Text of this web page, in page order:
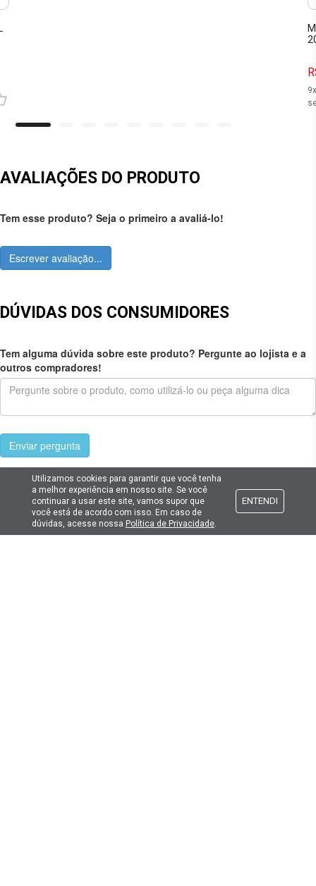
9
AVALIAÇÕES DO PRODUTO
Tem esse produto? Seja o primeiro a avaliá-lo!
Escrever avaliação...
DÚVIDAS DOS CONSUMIDORES
Tem alguma dúvida sobre este produto? Pergunte ao lojista e a
outros compradores!
Enviar pergunta
Cadastre seu e-mail
E fique por dentro das promoções e novidades da Lima Hobbies!
Utilizamos cookies para garantir que você tenha
a melhor experiência em nosso site. Se você
continuar a usar este site, vamos supor que
você está de acordo com isso. Em caso de
dúvidas, acesse nossa Política de Privacidade.
ENTENDI